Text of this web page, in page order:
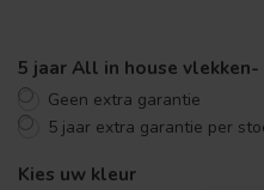
5 jaar All in house
Geen extra garantie
5 jaar extra garantie per
Kies uw kleur